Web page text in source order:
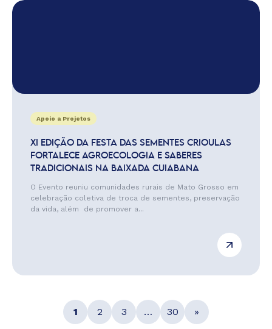
Apoio a Projetos
XI EDIÇÃO DA FESTA DAS SEMENTES CRIOULAS
FORTALECE AGROECOLOGIA E SABERES
TRADICIONAIS NA BAIXADA CUIABANA
O Evento reuniu comunidades rurais de Mato Grosso em
celebração coletiva de troca de sementes, preservação
da vida, além de promover a...
1 2 3 … 30 »